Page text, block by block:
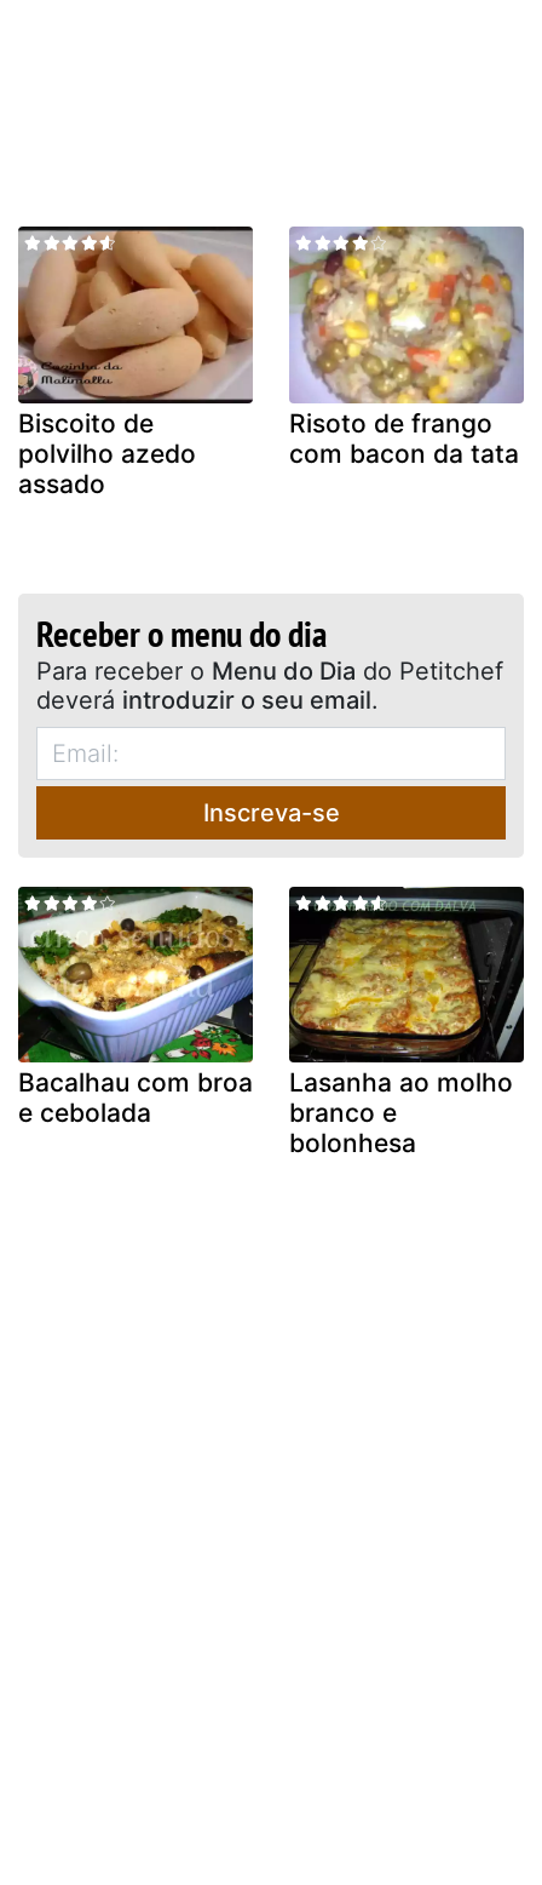
Biscoito de
polvilho azedo
assado
Risoto de frango
com bacon da tata
Receber o menu do dia
Para receber o Menu do Dia do Petitchef
deverá introduzir o seu email.
Inscreva-se
Bacalhau com broa
e cebolada
Lasanha ao molho
branco e
bolonhesa